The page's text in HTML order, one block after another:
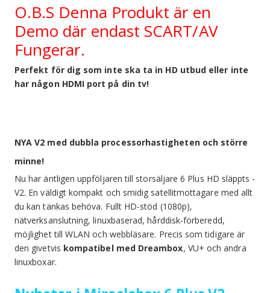
O.B.S Denna Produkt är en
Demo där endast SCART/AV
Fungerar.
Perfekt för dig som inte ska ta in HD utbud eller inte
har någon HDMI port på din tv!
NYA V2 med dubbla processorhastigheten och större
minne!
Nu har äntligen uppföljaren till storsäljare 6 Plus HD släppts -
V2. En väldigt kompakt och smidig satellitmottagare med allt
du kan tänkas behöva. Fullt HD-stöd (1080p),
nätverksanslutning, linuxbaserad, hårddisk-förberedd,
möjlighet till WLAN och webbläsare. Precis som tidigare är
den givetvis kompatibel med Dreambox, VU+ och andra
linuxboxar.